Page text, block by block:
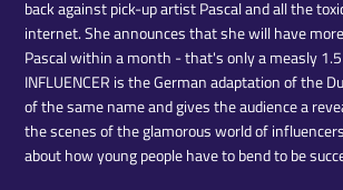
back against pick-up artist Pascal and all the
internet. She announces that she will have
Pascal within a month - that's only a measly
INFLUENCER is the German adaptation of the
of the same name and gives the audience a
the scenes of the glamorous world of
about how young people have to bend to be